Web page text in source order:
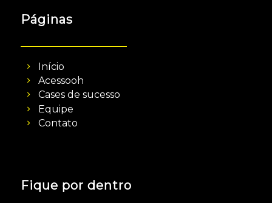
Páginas
Início
Acessooh
Cases de sucesso
Equipe
Contato
Fique por dentro